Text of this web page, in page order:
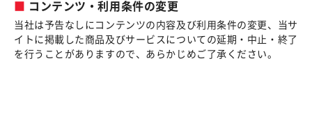
コンテンツ・利用条件の変更
当社は予告なしにコンテンツの内容及び利用条件の変更、当サ
イトに掲載した商品及びサービスについての延期・中止・終了
を行うことがありますので、あらかじめご了承ください。